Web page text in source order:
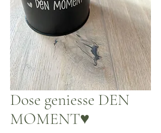
Dose geniesse DEN
MOMENT♥